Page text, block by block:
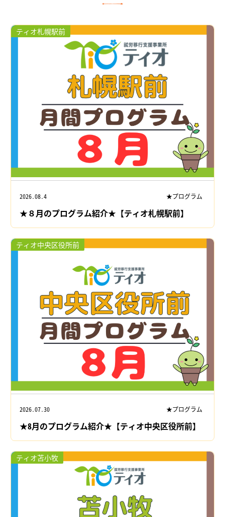
ティオ札幌駅前
2026.08.4 ★プログラム
★８月のプログラム紹介★【ティオ札幌駅前】
ティオ中央区役所前
2026.07.30 ★プログラム
★8月のプログラム紹介★【ティオ中央区役所前】
ティオ苫小牧